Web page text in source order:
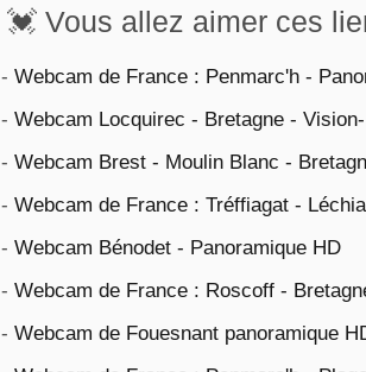
💓 Vous allez aimer ces
- Webcam de France : Penmarc'h -
- Webcam Locquirec - Bretagne -
- Webcam Brest - Moulin Blanc -
- Webcam de France : Tréffiagat -
- Webcam Bénodet - Panoramique HD
- Webcam de France : Roscoff -
- Webcam de Fouesnant panoramique